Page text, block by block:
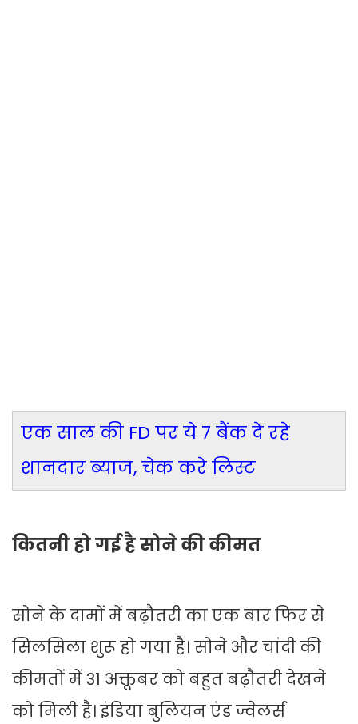
एक साल की FD पर ये 7 बैंक दे रहे
शानदार ब्याज, चेक करे लिस्ट
कितनी हो गई है सोने की कीमत
सोने के दामों में बढ़ौतरी का एक बार फिर से
सिलसिला शुरू हो गया है। सोने और चांदी की
कीमतों में 31 अक्तूबर को बहुत बढ़ौतरी देखने
को मिली है। इंडिया बुलियन एंड ज्वेलर्स